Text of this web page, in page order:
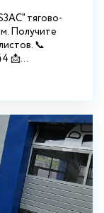
тягово-
Получите
📞
📩...